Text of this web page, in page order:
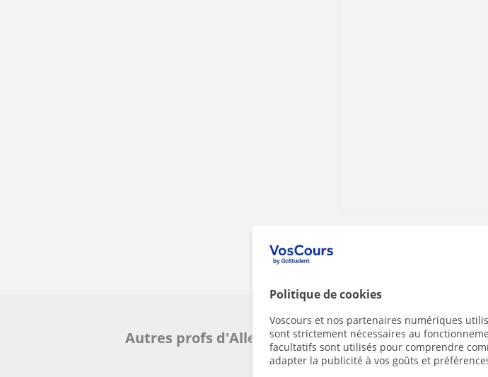
Politique de cookies
Voscours et nos partenaires numériques
sont strictement nécessaires au
facultatifs sont utilisés pour comprendre
adapter la publicité à vos goûts et
Autres profs d'Allemand à France susceptibles de